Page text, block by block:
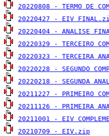
20220808 - TERMO DE
20220427 - EIV
20220404 - ANALISE
20220329 - TERCEIRO
20220323 - TERCEIRA
20220228 - SEGUNDO
20220218 - SEGUNDA
20211227 - PRIMEIRO
20211126 - PRIMEIRA
20211001 - EIV
20210709 - EIV.zip